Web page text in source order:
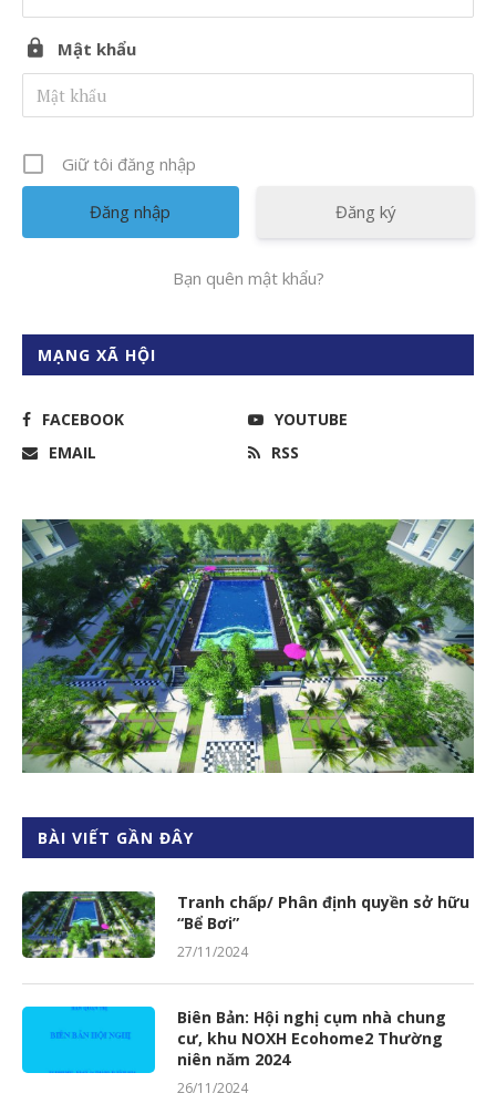
Mật khẩu
Giữ tôi đăng nhập
Đăng ký
Bạn quên mật khẩu?
MẠNG XÃ HỘI
FACEBOOK
YOUTUBE
EMAIL
RSS
BÀI VIẾT GẦN ĐÂY
Tranh chấp/ Phân định quyền sở hữu
“Bể Bơi”
27/11/2024
Biên Bản: Hội nghị cụm nhà chung
cư, khu NOXH Ecohome2 Thường
niên năm 2024
26/11/2024